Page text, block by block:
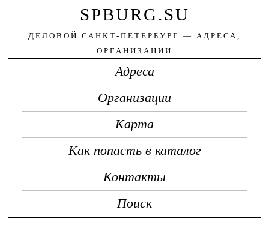
SPBURG.SU
ДЕЛОВОЙ САНКТ-ПЕТЕРБУРГ — АДРЕСА,
ОРГАНИЗАЦИИ
Адреса
Организации
Карта
Как попасть в каталог
Контакты
Поиск